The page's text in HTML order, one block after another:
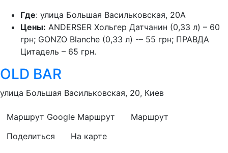
Где: улица Большая Васильковская, 20А
Цены: ANDERSER Хольгер Датчанин (0,33 л) – 60
грн; GONZO Blanche (0,33 л) -– 55 грн; ПРАВДА
Цитадель – 65 грн.
OLD BAR
улица Большая Васильковская, 20, Киев
Маршрут Google Маршрут
Маршрут
Поделиться
На карте